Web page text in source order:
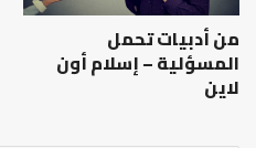
من أدبيات تحمل
المسؤلية – إسلام أون
لاين